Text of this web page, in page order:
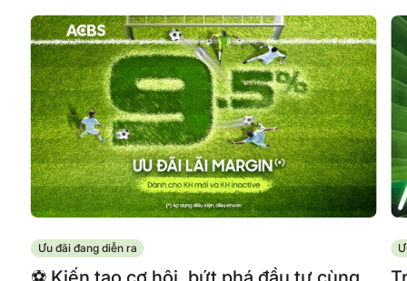
Ưu đãi đang diễn ra